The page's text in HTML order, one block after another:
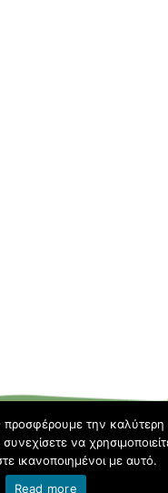
προσφέρουμε την καλύτερη
να
ικανοποιημένοι με αυτό.
Read more